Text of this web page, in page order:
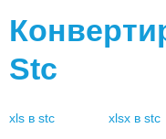
Stc
xls в stc xlsx в stc